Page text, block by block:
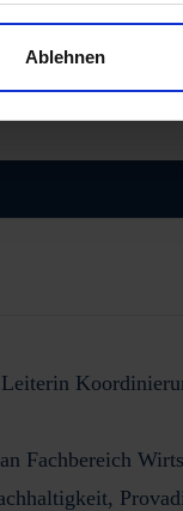
Ablehnen
Fachbereich